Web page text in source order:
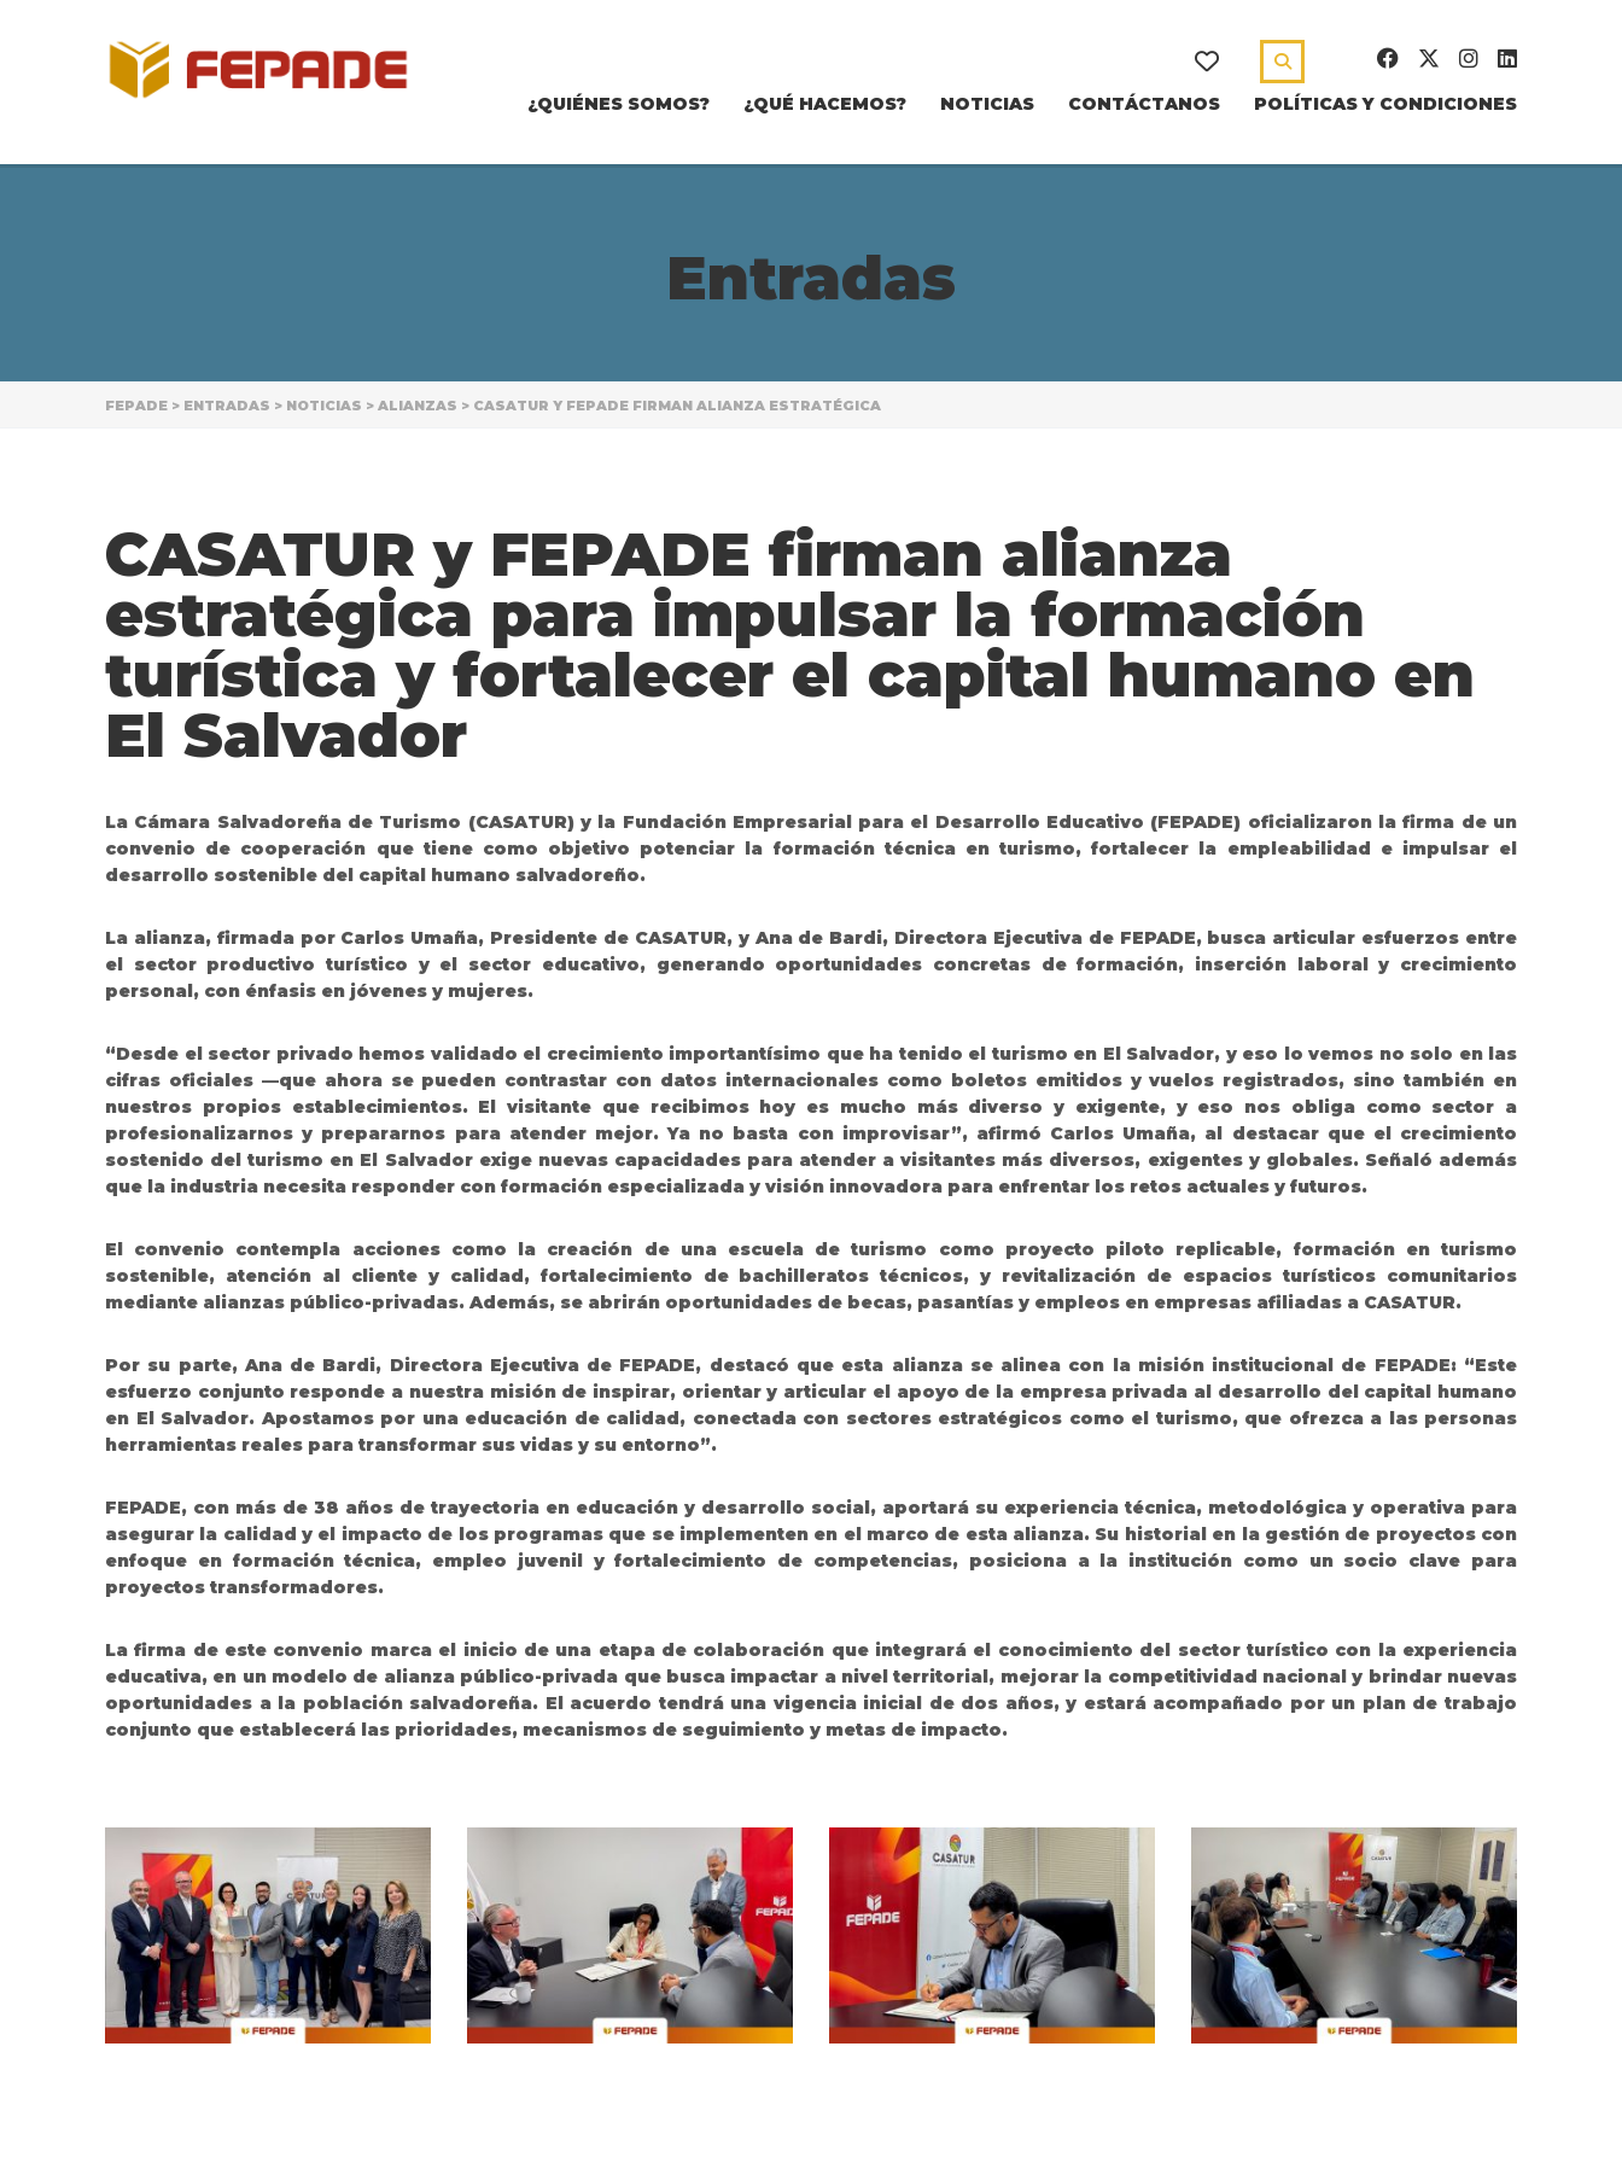
¿QUIÉNES SOMOS? ¿QUÉ HACEMOS? NOTICIAS CONTÁCTANOS POLÍTICAS Y CONDICIONES
Entradas
FEPADE > ENTRADAS > NOTICIAS > ALIANZAS > CASATUR Y FEPADE FIRMAN ALIANZA ESTRATÉGICA
CASATUR y FEPADE firman alianza
estratégica para impulsar la formación
turística y fortalecer el capital humano en
El Salvador
La Cámara Salvadoreña de Turismo (CASATUR) y la Fundación Empresarial para el Desarrollo Educativo (FEPADE) oficializaron la firma de un
convenio de cooperación que tiene como objetivo potenciar la formación técnica en turismo, fortalecer la empleabilidad e impulsar el
desarrollo sostenible del capital humano salvadoreño.
La alianza, firmada por Carlos Umaña, Presidente de CASATUR, y Ana de Bardi, Directora Ejecutiva de FEPADE, busca articular esfuerzos entre
el sector productivo turístico y el sector educativo, generando oportunidades concretas de formación, inserción laboral y crecimiento
personal, con énfasis en jóvenes y mujeres.
“Desde el sector privado hemos validado el crecimiento importantísimo que ha tenido el turismo en El Salvador, y eso lo vemos no solo en las
cifras oficiales —que ahora se pueden contrastar con datos internacionales como boletos emitidos y vuelos registrados, sino también en
nuestros propios establecimientos. El visitante que recibimos hoy es mucho más diverso y exigente, y eso nos obliga como sector a
profesionalizarnos y prepararnos para atender mejor. Ya no basta con improvisar”, afirmó Carlos Umaña, al destacar que el crecimiento
sostenido del turismo en El Salvador exige nuevas capacidades para atender a visitantes más diversos, exigentes y globales. Señaló además
que la industria necesita responder con formación especializada y visión innovadora para enfrentar los retos actuales y futuros.
El convenio contempla acciones como la creación de una escuela de turismo como proyecto piloto replicable, formación en turismo
sostenible, atención al cliente y calidad, fortalecimiento de bachilleratos técnicos, y revitalización de espacios turísticos comunitarios
mediante alianzas público-privadas. Además, se abrirán oportunidades de becas, pasantías y empleos en empresas afiliadas a CASATUR.
Por su parte, Ana de Bardi, Directora Ejecutiva de FEPADE, destacó que esta alianza se alinea con la misión institucional de FEPADE: “Este
esfuerzo conjunto responde a nuestra misión de inspirar, orientar y articular el apoyo de la empresa privada al desarrollo del capital humano
en El Salvador. Apostamos por una educación de calidad, conectada con sectores estratégicos como el turismo, que ofrezca a las personas
herramientas reales para transformar sus vidas y su entorno”.
FEPADE, con más de 38 años de trayectoria en educación y desarrollo social, aportará su experiencia técnica, metodológica y operativa para
asegurar la calidad y el impacto de los programas que se implementen en el marco de esta alianza. Su historial en la gestión de proyectos con
enfoque en formación técnica, empleo juvenil y fortalecimiento de competencias, posiciona a la institución como un socio clave para
proyectos transformadores.
La firma de este convenio marca el inicio de una etapa de colaboración que integrará el conocimiento del sector turístico con la experiencia
educativa, en un modelo de alianza público-privada que busca impactar a nivel territorial, mejorar la competitividad nacional y brindar nuevas
oportunidades a la población salvadoreña. El acuerdo tendrá una vigencia inicial de dos años, y estará acompañado por un plan de trabajo
conjunto que establecerá las prioridades, mecanismos de seguimiento y metas de impacto.